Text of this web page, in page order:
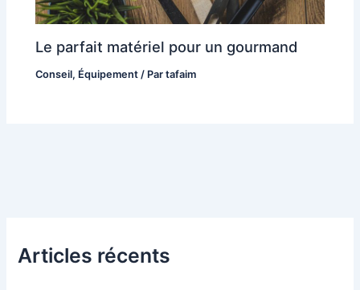
Le parfait matériel pour un gourmand
Conseil, Équipement / Partafaim
Articles récents